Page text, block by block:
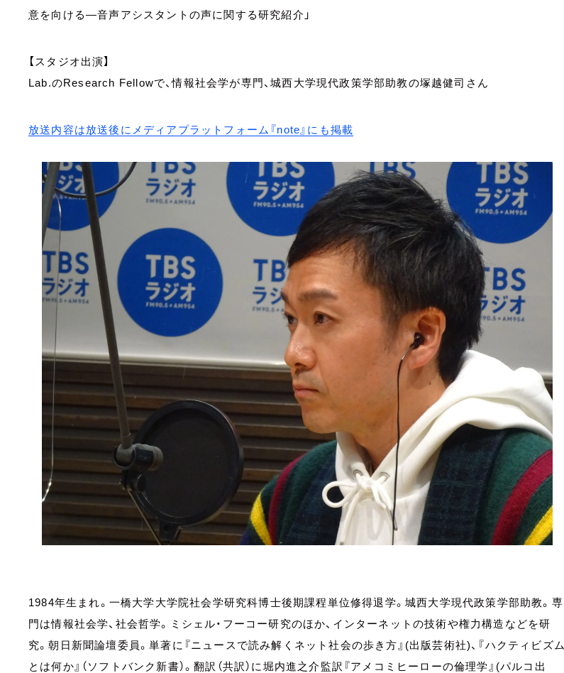
意を向ける―音声アシスタントの声に関する研究紹介」
【スタジオ出演】
Lab.のResearch Fellowで、情報社会学が専門、城西大学現代政策学部助教の塚越健司さん
放送内容は放送後にメディアプラットフォーム『note』にも掲載
1984年生まれ。一橋大学大学院社会学研究科博士後期課程単位修得退学。城西大学現代政策学部助教。専
門は情報社会学、社会哲学。ミシェル・フーコー研究のほか、インターネットの技術や権力構造などを研
究。朝日新聞論壇委員。単著に『ニュースで読み解くネット社会の歩き方』(出版芸術社)、『ハクティビズム
とは何か』（ソフトバンク新書）。翻訳（共訳）に堀内進之介監訳『アメコミヒーローの倫理学』(パルコ出